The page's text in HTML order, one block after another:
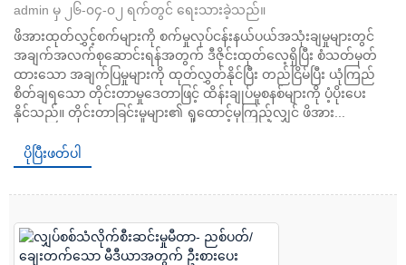
admin မှ ၂၆-၀၄-၀၂ ရက်တွင် ရေးသားခဲ့သည်။
ဖိအားထုတ်လွှင့်စက်များကို စက်မှုလုပ်ငန်းနယ်ပယ်အသုံးချမှုများတွင်
အချက်အလက်စုဆောင်းရန်အတွက် ဒီဇိုင်းထုတ်လေ့ရှိပြီး စံသတ်မှတ်
ထားသော အချက်ပြမှုများကို ထုတ်လွှတ်နိုင်ပြီး တည်ငြိမ်ပြီး ယုံကြည်
စိတ်ချရသော တိုင်းတာမှုဒေတာဖြင့် ထိန်းချုပ်မှုစနစ်များကို ပံ့ပိုးပေး
နိုင်သည်။ တိုင်းတာခြင်းမူများ၏ ရှုထောင့်မှကြည့်လျှင် ဖိအား...
ပိုပြီးဖတ်ပါ